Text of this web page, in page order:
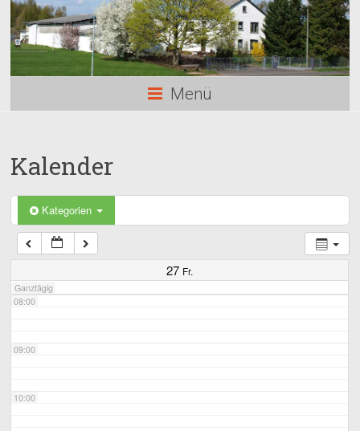
Menü
Kalender
Kategorien
27 Fr.
Ganztägig
02:00
04:00
05:00
06:00
07:00
08:00
09:00
10:00